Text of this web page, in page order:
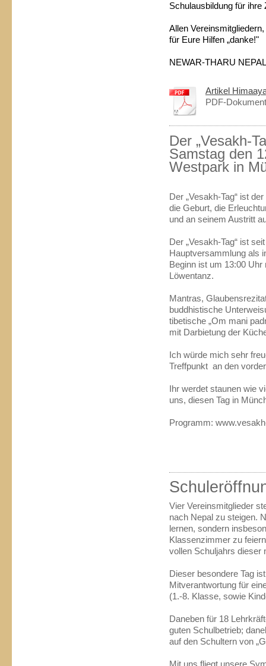
Schulausbildung für
Allen
für Eure Hilfen „danke!"
NEWAR-THARU
Artikel
PDF-
Der „Vesakh-
Samstag den
Westpark in
Der „Vesakh-Tag“ ist
die Geburt, die
und an seinem Austritt
Der „Vesakh-Tag“ ist
Hauptversammlung als
Beginn ist um 13:00
Löwentanz.
Mantras,
buddhistische
tibetische „Om mani
mit Darbietung der
Ich würde mich sehr
Treffpunkt an den
Ihr werdet staunen wie
uns, diesen Tag in
Programm:
Vier Vereinsmitglieder
nach Nepal zu steigen.
lernen, sondern
Klassenzimmer zu
vollen Schuljahrs dieser
Dieser besondere Tag
Mitverantwortung für
(1.-8. Klasse, sowie
Daneben für 18
guten Schulbetrieb;
auf den Schultern von